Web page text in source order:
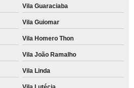
Vila Guaraciaba
Vila Guiomar
Vila Homero Thon
Vila João Ramalho
Vila Linda